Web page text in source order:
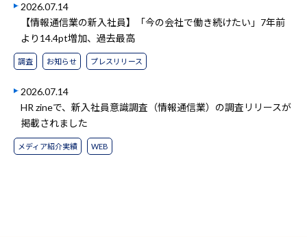
2026.07.14
【情報通信業の新入社員】「今の会社で働き続けたい」7年前
より14.4pt増加、過去最高
調査 お知らせ プレスリリース
2026.07.14
HR zineで、新入社員意識調査（情報通信業）の調査リリースが
掲載されました
メディア紹介実績 WEB